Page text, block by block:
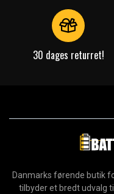
30 dages returret!
Danmarks førende butik
tilbyder et bredt udvalg